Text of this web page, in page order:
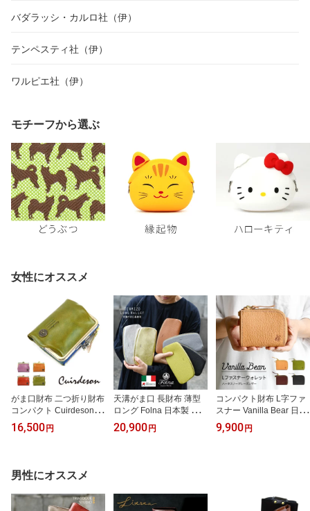
バダラッシ・カルロ社（伊）
テンペスティ社（伊）
ワルピエ社（伊）
モチーフから選ぶ
女性にオススメ
がま口財布 二つ折り財布
コンパクト Cuirdeson イ
タリアンレザー マリン
イカリ 本革 財布 レディ
ン 二つ折り がま口 がま
ぐち 口金 小銭入れ カー
ドも入る カード入れ 小
物入れ 本革財布 グリー
16,500 円
天溝がま口 長財布 薄型
ロング Folna 日本製 本革
財布 レディース がま口
財布 牛革 イタリアンレ
ZO シンプル ナチュラル
エレガント フォルナ 送
20,900 円
コンパクト財布 L字ファ
スナー Vanilla Bear 日本
製 本革 財布 レディース
HARNESS シュリンクレ
革 グリーン/緑 Wickett &
9,900 円
男性にオススメ